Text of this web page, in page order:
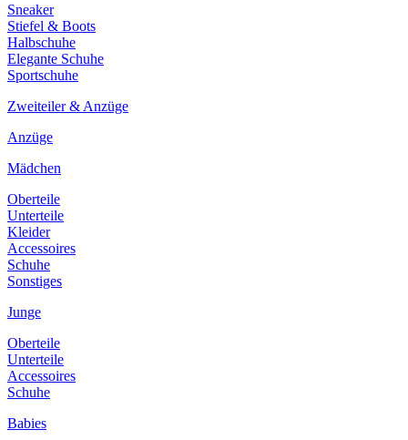
Sneaker
Stiefel & Boots
Halbschuhe
Elegante Schuhe
Sportschuhe
Zweiteiler & Anzüge
Anzüge
Mädchen
Oberteile
Unterteile
Kleider
Accessoires
Schuhe
Sonstiges
Junge
Oberteile
Unterteile
Accessoires
Schuhe
Babies